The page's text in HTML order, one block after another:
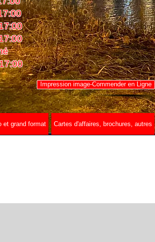
et grand format Cartes d'affaires, brochures, autres
Impression image-Commender en Ligne